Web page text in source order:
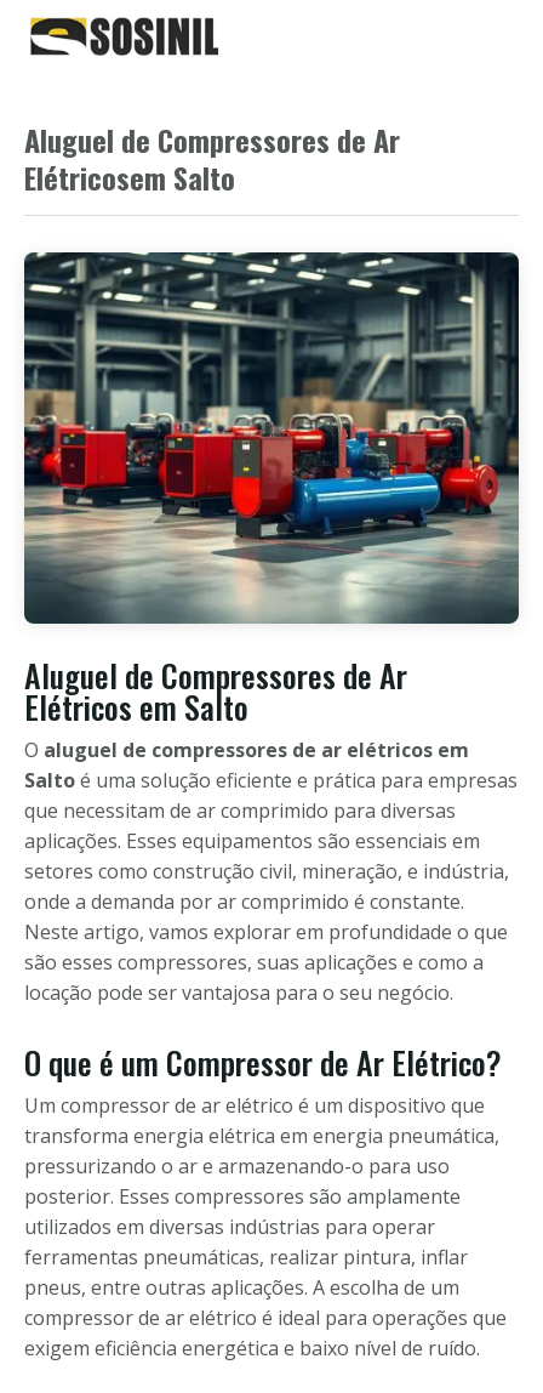
Aluguel de Compressores de Ar
Elétricosem Salto
Aluguel de Compressores de Ar
Elétricos em Salto
O aluguel de compressores de ar elétricos em
Saltoé uma solução eficiente e prática para empresas
que necessitam de ar comprimido para diversas
aplicações. Esses equipamentos são essenciais em
setores como construção civil, mineração, e indústria,
onde a demanda por ar comprimido é constante.
Neste artigo, vamos explorar em profundidade o que
são esses compressores, suas aplicações e como a
locação pode ser vantajosa para o seu negócio.
O que é um Compressor de Ar Elétrico?
Um compressor de ar elétrico é um dispositivo que
transforma energia elétrica em energia pneumática,
pressurizando o ar e armazenando-o para uso
posterior. Esses compressores são amplamente
utilizados em diversas indústrias para operar
ferramentas pneumáticas, realizar pintura, inflar
pneus, entre outras aplicações. A escolha de um
compressor de ar elétrico é ideal para operações que
exigem eficiência energética e baixo nível de ruído.